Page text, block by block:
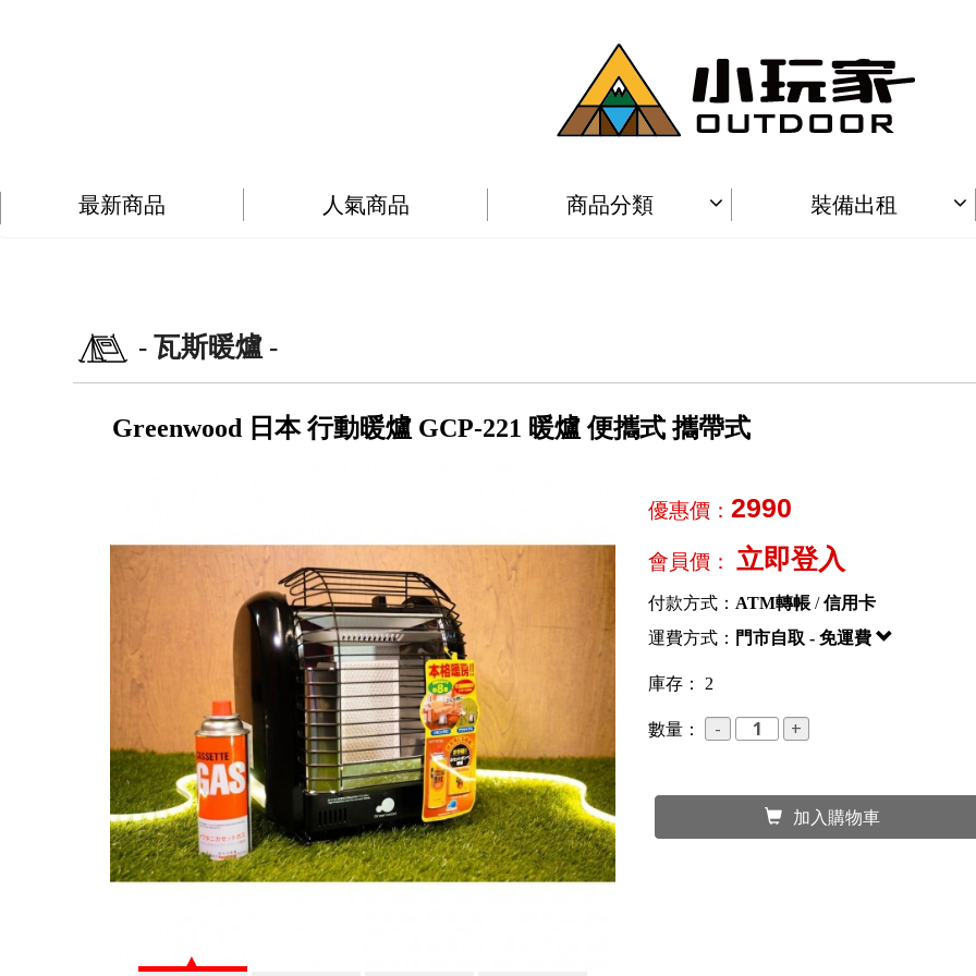
最新商品 人氣商品 商品分類 裝備出租
- 瓦斯暖爐 -
Greenwood 日本 行動暖爐 GCP-221 暖爐 便攜式 攜帶式
優惠價：2990
會員價：立即登入
付款方式： ATM轉帳 /信用卡
運費方式： 門市自取 - 免運費
庫存： 2
數量：
加入購物車